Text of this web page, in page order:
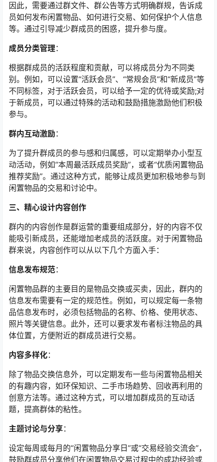
因此，需要通过群文件、群公告等方式明确群规，告诉成
员如何发布闲置物品、如何进行交易、如何保护个人信息
等。通过引导减少群成员的困惑，提升参与度。
成员分类管理 ：
根据群成员的活跃程度和贡献，可以将成员分为不同类
别。例如，可以设置“活跃会员”、“常规会员”和“新成员”等
不同标签，对于活跃会员，可以给予一定的优待或奖励;对
于新成员，可以通过特殊的活动和鼓励措施激励他们积极
参与。
群内互动激励 ：
为了提升群成员的参与感和归属感，可以定期举办小型互
动活动，例如“本周最活跃成员奖励”，或者“优质闲置物品
推荐奖励”。通过这种方式，能够让成员更加积极地参与到
闲置物品的交易和讨论中。
三、精心设计内容创作
群内的内容创作是群运营的重要组成部分，好的内容不仅
能吸引新成员，还能增加老成员的活跃度。对于闲置物品
群来说，内容创作可以从以下几个方面入手：
信息发布规范：
闲置物品群的主要目的是物品交换或买卖，因此，群内的
信息发布需要有一定的规范性。例如，可以规定每一条物
品信息发布时，必须包括物品的名称、价格、使用状态、
照片等关键信息。此外，还可以要求发布者标注物品的具
体位置，方便附近的群成员进行交易。
内容多样化：
除了物品交换信息外，可以定期发布一些与闲置物品相关
的有趣内容，如环保知识、二手市场趋势、回收再利用的
创意方法等。通过这种方式，可以增加群成员的互动话
题，提高群体的粘性。
主题讨论与分享：
设定每周或每月的“闲置物品分享日”或“交易经验交流会”，
鼓励群成员分享他们在闲置物品交易过程中的成功经验或